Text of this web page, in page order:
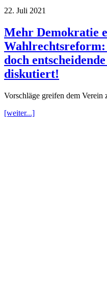
22. Juli 2021
Mehr Demokratie
doch
diskutiert!
Vorschläge greifen dem Verein
[weiter...]